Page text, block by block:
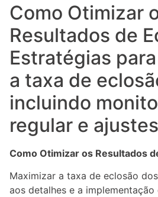
Como Otimizar
Resultados de
Estratégias
a taxa de
incluindo
regular e
Como Otimizar os Resultados
Maximizar a taxa de eclosão
aos detalhes e a